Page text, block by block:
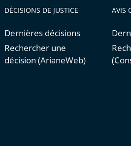
DÉCISIONS DE JUSTICE
Dernières décisions
Rechercher une
décision (ArianeWeb)
AVIS